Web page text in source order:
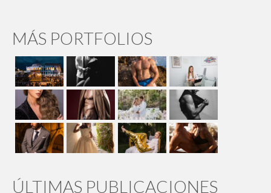
MÁS PORTFOLIOS
ÚLTIMAS PUBLICACIONES